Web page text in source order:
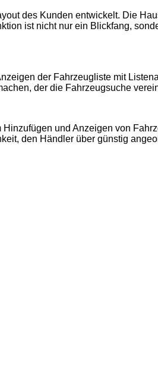
des Kunden entwickelt. Die
ist nicht nur ein Blickfang,
der Fahrzeugliste mit
der die Fahrzeugsuche
und Anzeigen von
den Händler über günstig